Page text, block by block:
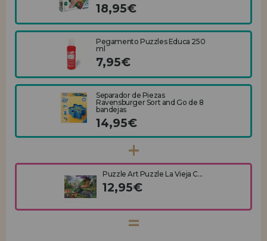
18,95€
Pegamento Puzzles Educa 250
ml
7,95€
Separador de Piezas
Ravensburger Sort and Go de 8
bandejas
14,95€
Puzzle Art Puzzle La Vieja C...
12,95€